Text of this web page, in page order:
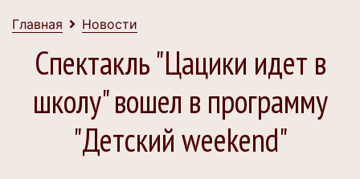
Главная Новости
Спектакль "Цацики идет в
школу" вошел в программу
"Детский weekend"